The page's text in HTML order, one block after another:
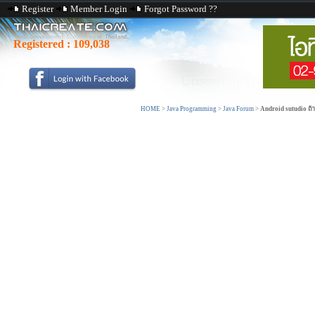
Register Member Login Forgot Password ??
Registered : 109,038
HOME > Java Programming > Java Forum > Android sutudio ถ้